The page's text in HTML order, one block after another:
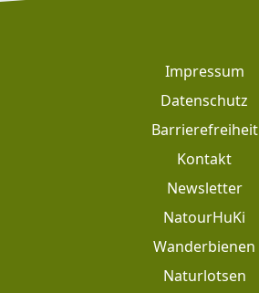
Footer: Meta Navigation
Impressum
Datenschutz
Barrierefreiheit
Kontakt
Newsletter
NatourHuKi
Wanderbienen
Naturlotsen